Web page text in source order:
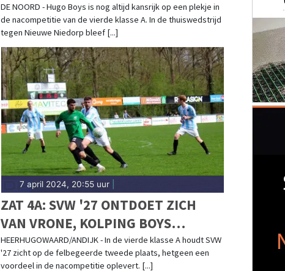
DE NOORD - Hugo Boys is nog altijd kansrijk op een plekje in
de nacompetitie van de vierde klasse A. In de thuiswedstrijd
tegen Nieuwe Niedorp bleef [...]
7 april 2024, 20:55 uur|
ZAT 4A: SVW '27 ONTDOET ZICH
VAN VRONE, KOLPING BOYS
BEZORGT KOPLOPER SPORTING
ANDIJK EERSTE NEDERLAAG
HEERHUGOWAARD/ANDIJK - In de vierde klasse A houdt SVW
'27 zicht op de felbegeerde tweede plaats, hetgeen een
voordeel in de nacompetitie oplevert. [...]